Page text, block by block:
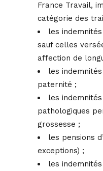
France Travail,
catégorie des
les
sauf celles
affection de
les
paternité ;
les
pathologiques
grossesse ;
les pensions
exceptions) ;
les